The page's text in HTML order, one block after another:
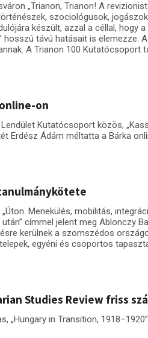
„Trianon, Trianon! A
szociológusok,
készült, azzal a céllal, hogy
hosszú távú hatásait is elemezze.
A Trianon 100 Kutatócsoport
on
Kutatócsoport közös,
Erdész Ádám méltatta a Bárka
Menekülés, mobilitás,
címmel jelent meg Ablonczy
kerülnek a szomszédos
egyéni és csoportos
Studies Review friss
„Hungary in Transition,